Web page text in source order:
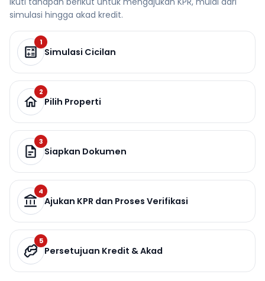
simulasi hingga akad kredit.
1
Simulasi Cicilan
2
Pilih Properti
3
Siapkan Dokumen
4
Ajukan KPR dan Proses Verifikasi
5
Persetujuan Kredit & Akad